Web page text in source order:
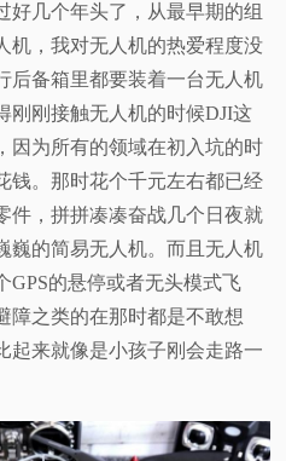
好几个年头了，从最早期的组
机，我对无人机的热爱程度没
后备箱里都要装着一台无人机
刚刚接触无人机的时候DJI这
因为所有的领域在初入坑的时
钱。那时花个千元左右都已经
件，拼拼凑凑奋战几个日夜就
巍的简易无人机。而且无人机
GPS的悬停或者无头模式飞
障之类的在那时都是不敢想
起来就像是小孩子刚会走路一